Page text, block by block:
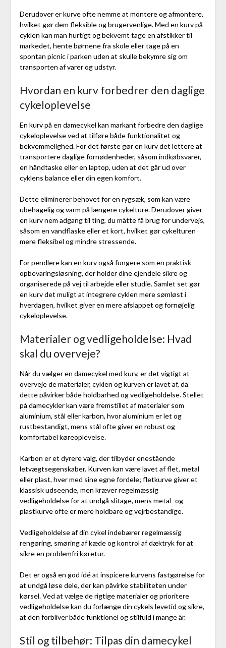
Derudover er kurve ofte nemme at montere og afmontere,
hvilket gør dem fleksible og brugervenlige. Med en kurv på
cyklen kan man hurtigt og bekvemt tage en afstikker til
markedet, hente børnene fra skole eller tage på en
spontan picnic i parken uden at skulle bekymre sig om
transporten af varer og udstyr.
Hvordan en kurv forbedrer den daglige
cykeloplevelse
En kurv på en damecykel kan markant forbedre den daglige
cykeloplevelse ved at tilføre både funktionalitet og
bekvemmelighed. For det første gør en kurv det lettere at
transportere daglige fornødenheder, såsom indkøbsvarer,
en håndtaske eller en laptop, uden at det går ud over
cyklens balance eller din egen komfort.
Dette eliminerer behovet for en rygsæk, som kan være
ubehagelig og varm på længere cykelture. Derudover giver
en kurv nem adgang til ting, du måtte få brug for undervejs,
såsom en vandflaske eller et kort, hvilket gør cykelturen
mere fleksibel og mindre stressende.
For pendlere kan en kurv også fungere som en praktisk
opbevaringsløsning, der holder dine ejendele sikre og
organiserede på vej til arbejde eller studie. Samlet set gør
en kurv det muligt at integrere cyklen mere sømløst i
hverdagen, hvilket giver en mere afslappet og fornøjelig
cykeloplevelse.
Materialer og vedligeholdelse: Hvad
skal du overveje?
Når du vælger en damecykel med kurv, er det vigtigt at
overveje de materialer, cyklen og kurven er lavet af, da
dette påvirker både holdbarhed og vedligeholdelse. Stellet
på damecykler kan være fremstillet af materialer som
aluminium, stål eller karbon, hvor aluminium er let og
rustbestandigt, mens stål ofte giver en robust og
komfortabel køreoplevelse.
Karbon er et dyrere valg, der tilbyder enestående
letvægtsegenskaber. Kurven kan være lavet af flet, metal
eller plast, hver med sine egne fordele; fletkurve giver et
klassisk udseende, men kræver regelmæssig
vedligeholdelse for at undgå slitage, mens metal- og
plastkurve ofte er mere holdbare og vejrbestandige.
Vedligeholdelse af din cykel indebærer regelmæssig
rengøring, smøring af kæde og kontrol af dæktryk for at
sikre en problemfri køretur.
Det er også en god idé at inspicere kurvens fastgørelse for
at undgå løse dele, der kan påvirke stabiliteten under
kørsel. Ved at vælge de rigtige materialer og prioritere
vedligeholdelse kan du forlænge din cykels levetid og sikre,
at den forbliver både funktionel og stilfuld i mange år.
Stil og tilbehør: Tilpas din damecykel